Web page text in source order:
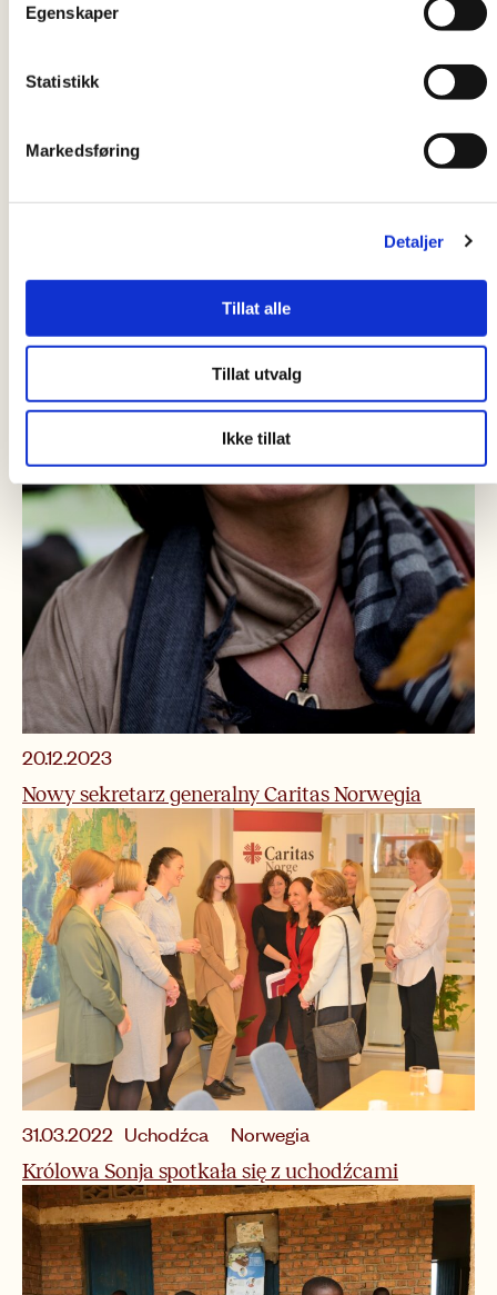
Egenskaper
Statistikk
Markedsføring
Detaljer
Tillat alle
Tillat utvalg
Ikke tillat
Caritas Peter Kuran wybrany na nowego szefa
20.12.2023
Nowy sekretarz generalny Caritas Norwegia
31.03.2022 Uchodźca Norwegia
Królowa Sonja spotkała się z uchodźcami